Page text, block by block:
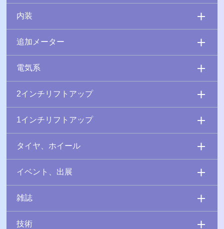
内装
追加メーター
電気系
2インチリフトアップ
1インチリフトアップ
タイヤ、ホイール
イベント、出展
雑誌
技術